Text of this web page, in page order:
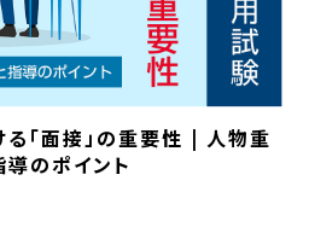
「面接」の重要性 | 人物重
のポイント